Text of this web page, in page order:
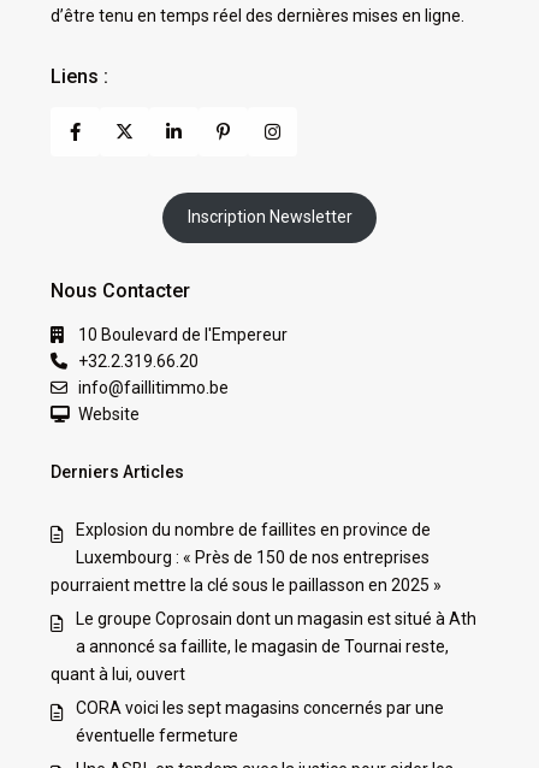
d’être tenu en temps réel des dernières mises en ligne.
Liens :
Inscription Newsletter
Nous Contacter
10 Boulevard de l'Empereur
+32.2.319.66.20
info@faillitimmo.be
Website
Derniers Articles
Explosion du nombre de faillites en province de
Luxembourg : « Près de 150 de nos entreprises
pourraient mettre la clé sous le paillasson en 2025 »
Le groupe Coprosain dont un magasin est situé à Ath
a annoncé sa faillite, le magasin de Tournai reste,
quant à lui, ouvert
CORA voici les sept magasins concernés par une
éventuelle fermeture